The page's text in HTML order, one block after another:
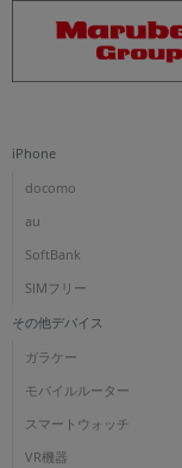
iPhone
docomo
au
SoftBank
SIMフリー
その他デバイス
ガラケー
モバイルルーター
スマートウォッチ
VR機器